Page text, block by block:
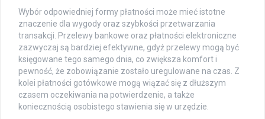
Wybór odpowiedniej formy płatności może mieć istotne
znaczenie dla wygody oraz szybkości przetwarzania
transakcji. Przelewy bankowe oraz płatności elektroniczne
zazwyczaj są bardziej efektywne, gdyż przelewy mogą być
księgowane tego samego dnia, co zwiększa komfort i
pewność, że zobowiązanie zostało uregulowane na czas. Z
kolei płatności gotówkowe mogą wiązać się z dłuższym
czasem oczekiwania na potwierdzenie, a także
koniecznością osobistego stawienia się w urzędzie.